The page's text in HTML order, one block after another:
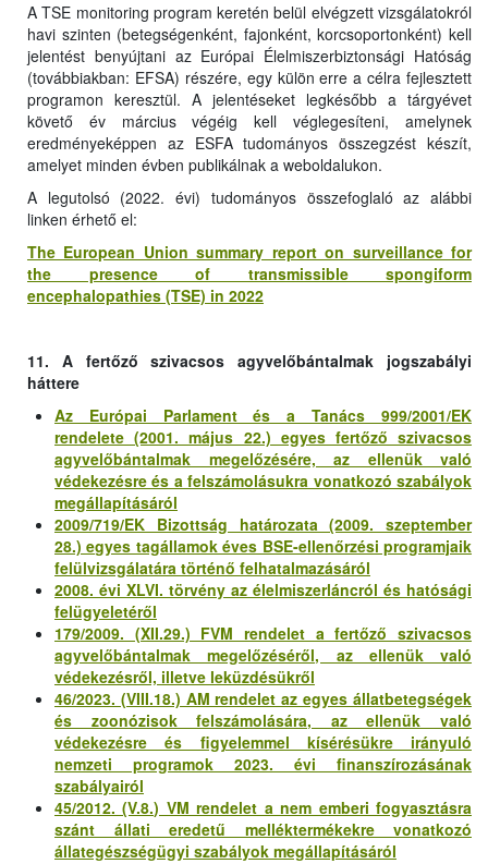
A TSE monitoring program keretén belül elvégzett vizsgálatokról
havi szinten (betegségenként, fajonként, korcsoportonként) kell
jelentést benyújtani az Európai Élelmiszerbiztonsági Hatóság
(továbbiakban: EFSA) részére, egy külön erre a célra fejlesztett
programon keresztül. A jelentéseket legkésőbb a tárgyévet
követő év március végéig kell véglegesíteni, amelynek
eredményeképpen az ESFA tudományos összegzést készít,
amelyet minden évben publikálnak a weboldalukon.
A legutolsó (2022. évi) tudományos összefoglaló az alábbi
linken érhető el:
The European Union summary report on surveillance for
the presence of transmissible spongiform
encephalopathies (TSE) in 2022
11. A fertőző szivacsos agyvelőbántalmak jogszabályi
háttere
Az Európai Parlament és a Tanács 999/2001/EK
rendelete (2001. május 22.) egyes fertőző szivacsos
agyvelőbántalmak megelőzésére, az ellenük való
védekezésre és a felszámolásukra vonatkozó szabályok
megállapításáról
2009/719/EK Bizottság határozata (2009. szeptember
28.) egyes tagállamok éves BSE-ellenőrzési programjaik
felülvizsgálatára történő felhatalmazásáról
2008. évi XLVI. törvény az élelmiszerláncról és hatósági
felügyeletéről
179/2009. (XII.29.) FVM rendelet a fertőző szivacsos
agyvelőbántalmak megelőzéséről, az ellenük való
védekezésről, illetve leküzdésükről
46/2023. (VIII.18.) AM rendelet az egyes állatbetegségek
és zoonózisok felszámolására, az ellenük való
védekezésre és figyelemmel kísérésükre irányuló
nemzeti programok 2023. évi finanszírozásának
szabályairól
45/2012. (V.8.) VM rendelet a nem emberi fogyasztásra
szánt állati eredetű melléktermékekre vonatkozó
állategészségügyi szabályok megállapításáról